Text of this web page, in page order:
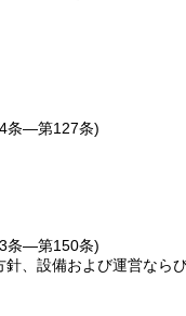
条―第127条)
条―第150条)
、設備および運営なら